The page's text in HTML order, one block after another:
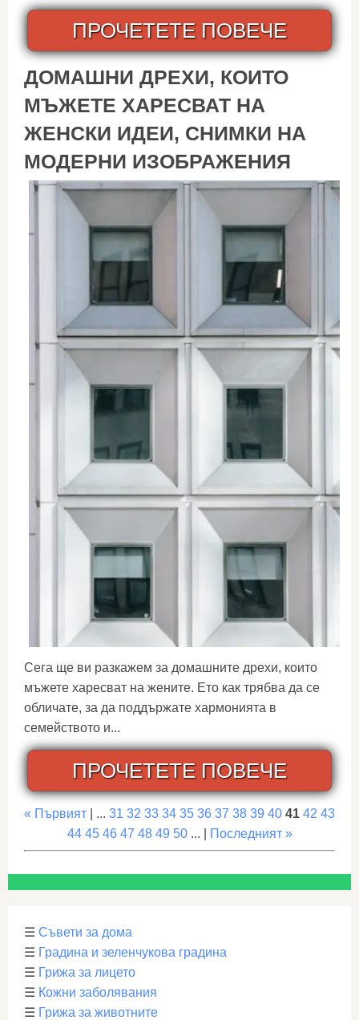
ПРОЧЕТЕТЕ ПОВЕЧЕ
ДОМАШНИ ДРЕХИ, КОИТО
МЪЖЕТЕ ХАРЕСВАТ НА
ЖЕНСКИ ИДЕИ, СНИМКИ НА
МОДЕРНИ ИЗОБРАЖЕНИЯ
Сега ще ви разкажем за домашните дрехи, които
мъжете харесват на жените. Ето как трябва да се
обличате, за да поддържате хармонията в
семейството и...
ПРОЧЕТЕТЕ ПОВЕЧЕ
« Първият | ... 31 32 33 34 35 36 37 38 39 40 41 42 43
44 45 46 47 48 49 50... | Последният »
☰ Съвети за дома
☰ Градина и зеленчукова градина
☰ Грижа за лицето
☰ Кожни заболявания
☰ Грижа за животните